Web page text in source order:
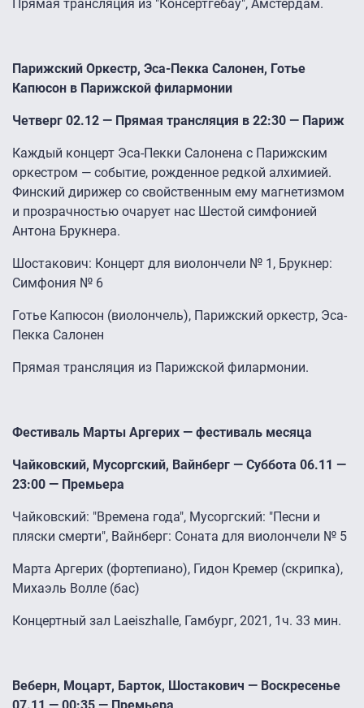
Прямая трансляция из "Консертгебау", Амстердам.
Парижский Оркестр, Эса-Пекка Салонен, Готье
Капюсон в Парижской филармонии
Четверг 02.12 — Прямая трансляция в 22:30 — Париж
Каждый концерт Эса-Пекки Салонена с Парижским
оркестром — событие, рожденное редкой алхимией.
Финский дирижер со свойственным ему магнетизмом
и прозрачностью очарует нас Шестой симфонией
Антона Брукнера.
Шостакович: Концерт для виолончели № 1, Брукнер:
Симфония № 6
Готье Капюсон (виолончель), Парижский оркестр, Эса-
Пекка Салонен
Прямая трансляция из Парижской филармонии.
Фестиваль Марты Аргерих — фестиваль месяца
Чайковский, Мусоргский, Вайнберг — Суббота 06.11 —
23:00 — Премьера
Чайковский: "Времена года", Мусоргский: "Песни и
пляски смерти", Вайнберг: Соната для виолончели № 5
Марта Аргерих (фортепиано), Гидон Кремер (скрипка),
Михаэль Волле (бас)
Концертный зал Laeiszhalle, Гамбург, 2021, 1ч. 33 мин.
Веберн, Моцарт, Барток, Шостакович — Воскресенье